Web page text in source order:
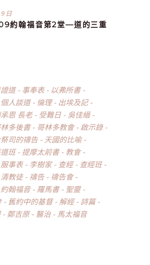
日
約翰福音第2堂—道的三重
道 事奉表
以弗所書
個人談道 倫理
出埃及記
恩 長老 受難日
吳佳縉
多後書 哥林多教會
啟示錄
祭司的禱告
天國的比喻
班 提摩太前書
教會
服事表 李樹家 查經
查經班
清教徒 禱告
禱告會
約翰福音 羅馬書
聖靈
舊約中的基督 解經
詩篇
鄭吉原 醫治 馬太福音